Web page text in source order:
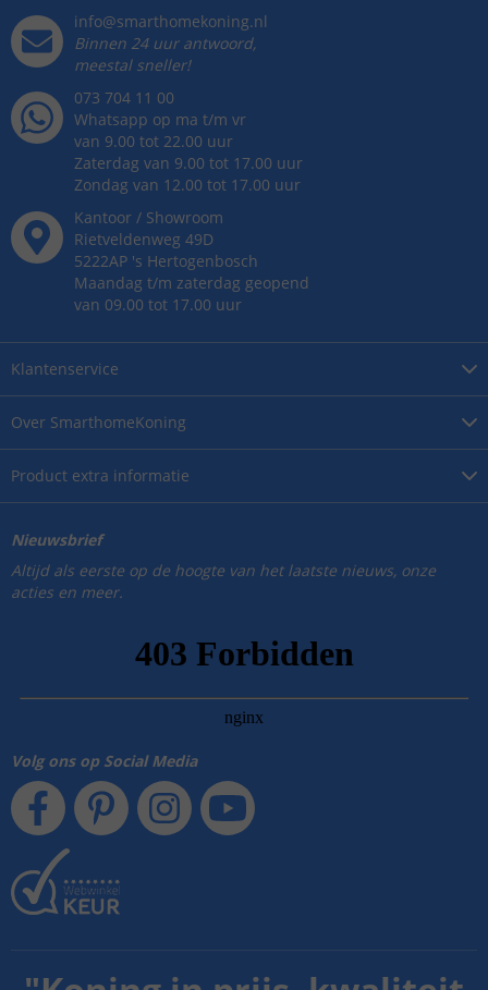
Over SmarthomeKoning
Product extra informatie
Klantenservice
info@smarthomekoning.nl
Binnen 24 uur antwoord,
meestal sneller!
073 704 11 00
Whatsapp op ma t/m vr
van 9.00 tot 22.00 uur
Zaterdag van 9.00 tot 17.00 uur
Zondag van 12.00 tot 17.00 uur
Kantoor / Showroom
Rietveldenweg 49D
5222AP 's Hertogenbosch
Maandag t/m zaterdag geopend
van 09.00 tot 17.00 uur
Nieuwsbrief
Altijd als eerste op de hoogte van het laatste nieuws, onze
acties en meer.
Volg ons op Social Media